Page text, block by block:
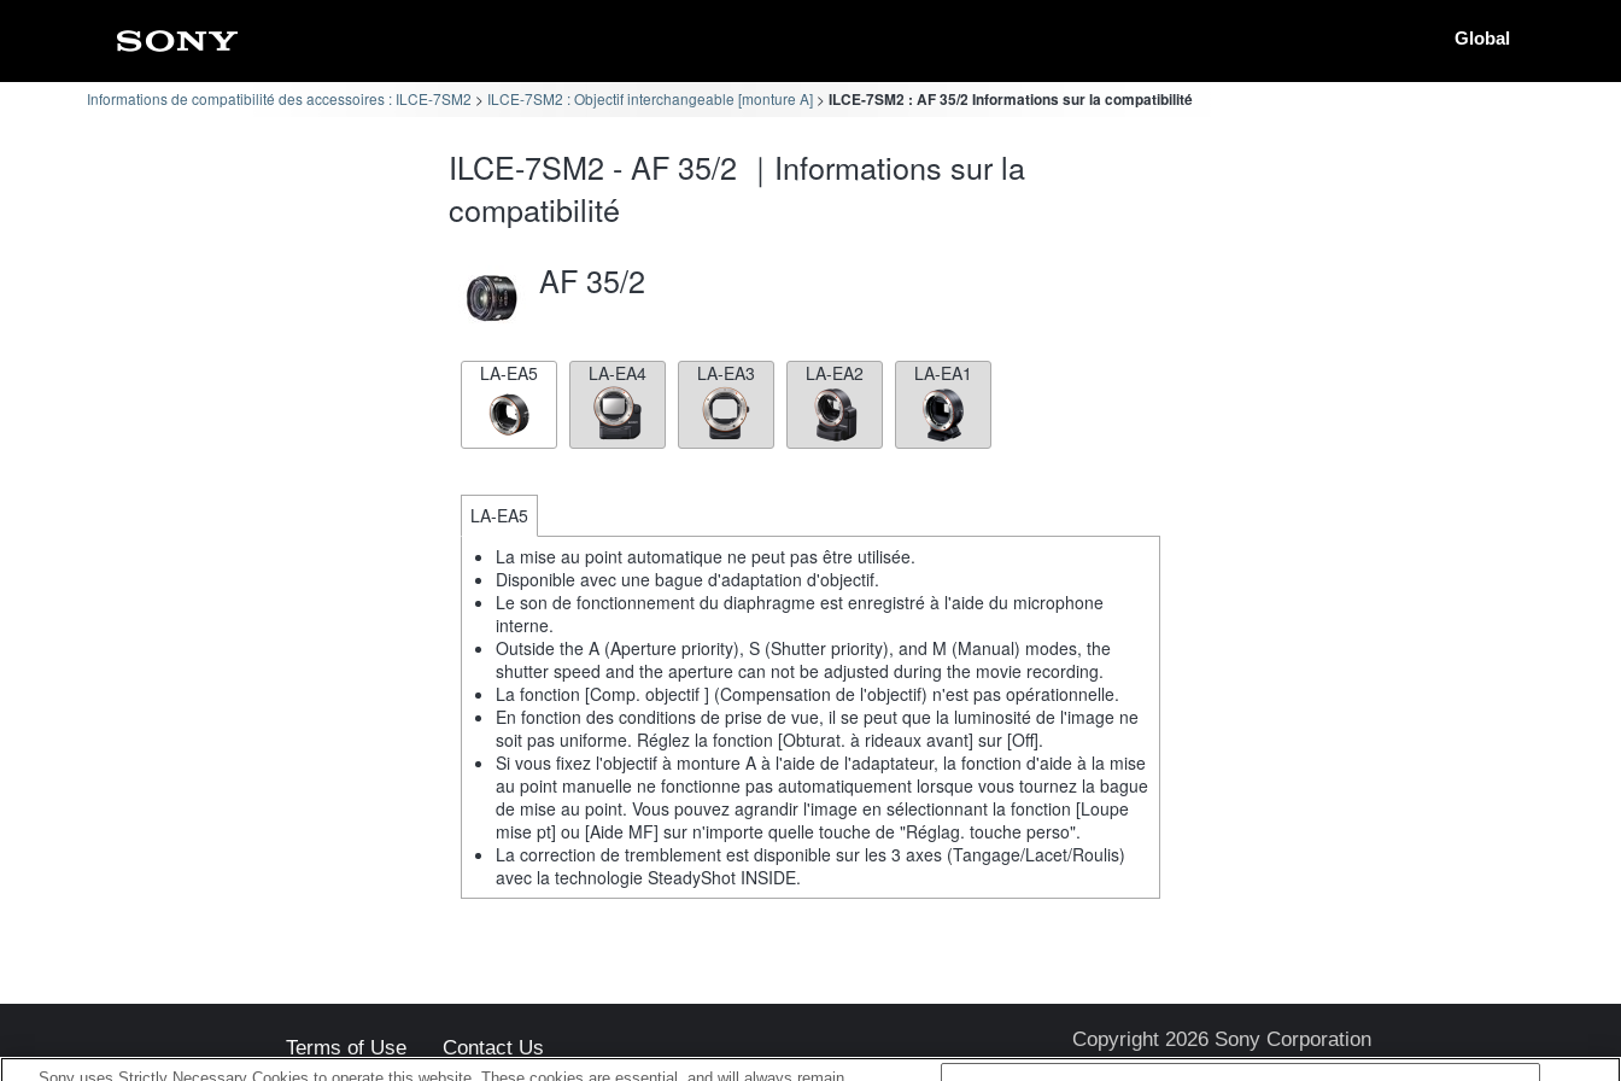
Global
Informations de compatibilité des accessoires : ILCE-7SM2 ILCE-7SM2 : Objectif interchangeable [monture A] ILCE-7SM2 : AF 35/2 Informations sur la compatibilité
ILCE-7SM2 - AF 35/2 ｜Informations sur la
compatibilité
AF 35/2
LA-EA5 LA-EA4 LA-EA3 LA-EA2 LA-EA1
LA-EA5
La mise au point automatique ne peut pas être utilisée.
Disponible avec une bague d'adaptation d'objectif.
Le son de fonctionnement du diaphragme est enregistré à l'aide du microphone
interne.
Outside the A (Aperture priority), S (Shutter priority), and M (Manual) modes, the
shutter speed and the aperture can not be adjusted during the movie recording.
La fonction [Comp. objectif ] (Compensation de l'objectif) n'est pas opérationnelle.
En fonction des conditions de prise de vue, il se peut que la luminosité de l'image ne
soit pas uniforme. Réglez la fonction [Obturat. à rideaux avant] sur [Off].
Si vous fixez l'objectif à monture A à l'aide de l'adaptateur, la fonction d'aide à la mise
au point manuelle ne fonctionne pas automatiquement lorsque vous tournez la bague
de mise au point. Vous pouvez agrandir l'image en sélectionnant la fonction [Loupe
mise pt] ou [Aide MF] sur n'importe quelle touche de "Réglag. touche perso".
La correction de tremblement est disponible sur les 3 axes (Tangage/Lacet/Roulis)
avec la technologie SteadyShot INSIDE.
Terms of Use Contact Us Copyright 2026 Sony Corporation